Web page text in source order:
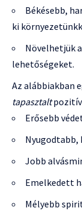
Békésebb,
ki
Növelhetjük
lehetőségeket.
Az alábbiakban
tapasztalt
Erősebb
Jobb
Emelkedett
Mélyebb